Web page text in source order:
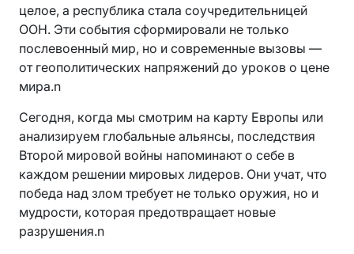
целое, а республика стала соучредительницей
ООН. Эти события сформировали не только
послевоенный мир, но и современные вызовы —
от геополитических напряжений до уроков о цене
мира.n
Сегодня, когда мы смотрим на карту Европы или
анализируем глобальные альянсы, последствия
Второй мировой войны напоминают о себе в
каждом решении мировых лидеров. Они учат, что
победа над злом требует не только оружия, но и
мудрости, которая предотвращает новые
разрушения.n